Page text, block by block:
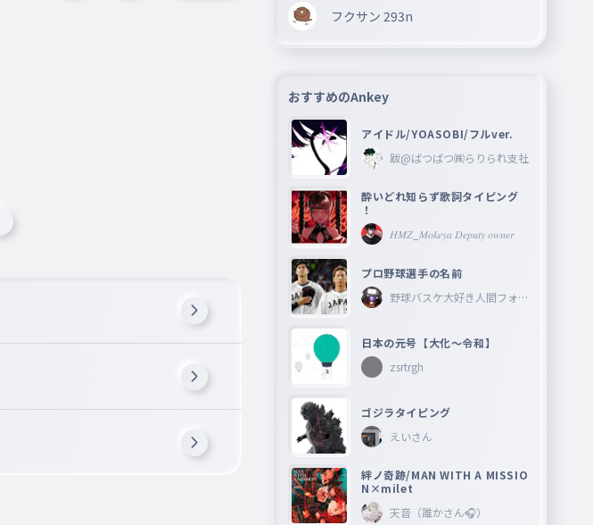
フクサン 293n
おすすめのAnkey
アイドル/YOASOBI/フルver.
跋@ばつばつ㈱らりられ支社
酔いどれ知らず歌詞タイピング
！
𝐻𝑀𝑍_𝑀𝑜𝑘𝑒𝑦𝑎 𝐷𝑒𝑝𝑢𝑡𝑦 𝑜𝑤𝑛𝑒𝑟
プロ野球選手の名前
野球バスケ大好き人間フォロ
日本の元号【大化〜令和】
zsrtrgh
ゴジラタイピング
えいさん
絆ノ奇跡/MAN WITH A MISSIO
N×milet
天音（誰かさん🎧）